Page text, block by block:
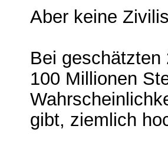
Aber keine
Bei
100 Millionen
gibt, ziemlich